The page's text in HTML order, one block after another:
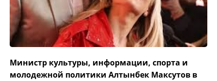
Министр культуры, информации, спорта и
молодежной политики Алтынбек Максутов в